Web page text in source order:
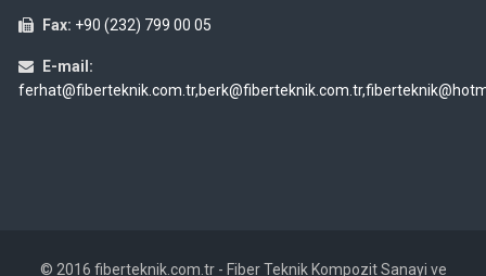
Fax: +90 (232) 799 00 05
E-mail:
© 2016 fiberteknik.com.tr - Fiber Teknik Kompozit Sanayi ve